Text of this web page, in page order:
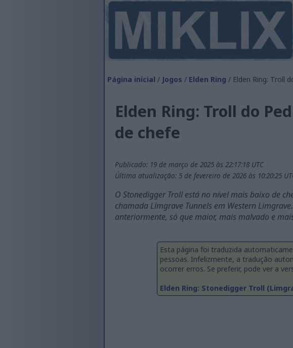
Página inicial / Jogos / Elden Ring / Elden Ring: Troll
Elden Ring: Troll do
de chefe
Publicado: 19 de março de 2025 às 22:17:18 UTC
Última atualização: 5 de fevereiro de 2026 às 10:20:25
O Stonedigger Troll está no nível mais baixo de
chamada Limgrave Tunnels em Western
anteriormente, só que maior, mais malvado e
Esta página foi traduzida
pessoas. Infelizmente, a tradução
ocorrer erros. Se preferir, pode ver a
Elden Ring: Stonedigger Troll